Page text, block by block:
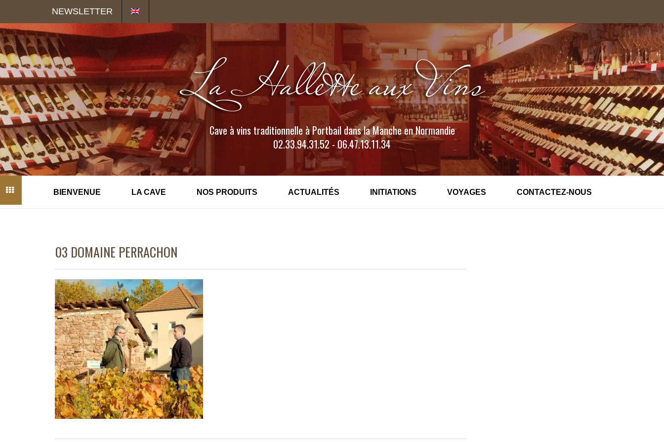
NEWSLETTER
Cave à vins traditionnelle à Portbail dans la Manche en Normandie
02.33.94.31.52 - 06.47.13.11.34
BIENVENUE LA CAVE NOS PRODUITS ACTUALITÉS INITIATIONS VOYAGES CONTACTEZ-NOUS
03 DOMAINE PERRACHON
Panneau de gestion des cookies